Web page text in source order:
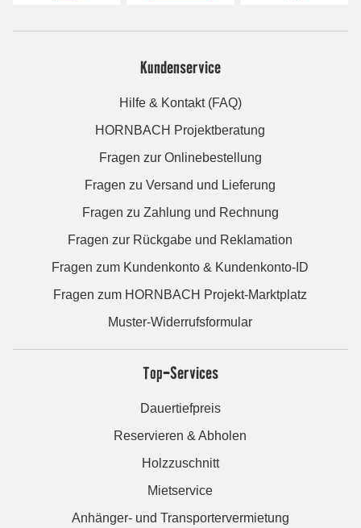
Kundenservice
Hilfe & Kontakt (FAQ)
HORNBACH Projektberatung
Fragen zur Onlinebestellung
Fragen zu Versand und Lieferung
Fragen zu Zahlung und Rechnung
Fragen zur Rückgabe und Reklamation
Fragen zum Kundenkonto & Kundenkonto-ID
Fragen zum HORNBACH Projekt-Marktplatz
Muster-Widerrufsformular
Top-Services
Dauertiefpreis
Reservieren & Abholen
Holzzuschnitt
Mietservice
Anhänger- und Transportervermietung